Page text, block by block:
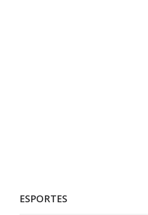
ESPORTES